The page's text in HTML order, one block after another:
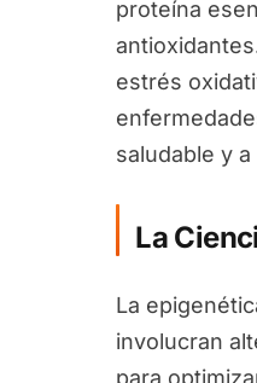
proteína
estrés
saludable y
La
La
involucran
para